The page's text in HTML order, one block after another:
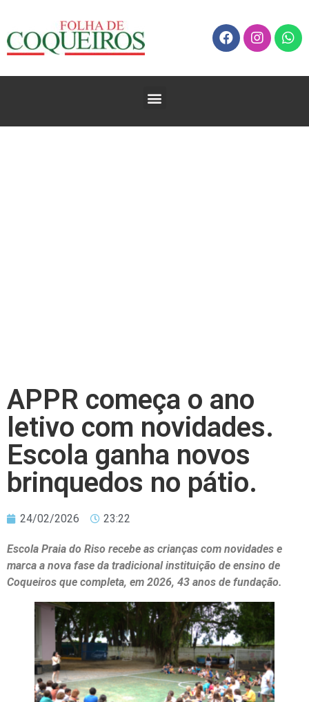
APPR começa o ano
letivo com novidades.
Escola ganha novos
brinquedos no pátio.
24/02/2026 23:22
Escola Praia do Riso recebe as crianças com novidades e
marca a nova fase da tradicional instituição de ensino de
Coqueiros que completa, em 2026, 43 anos de fundação.